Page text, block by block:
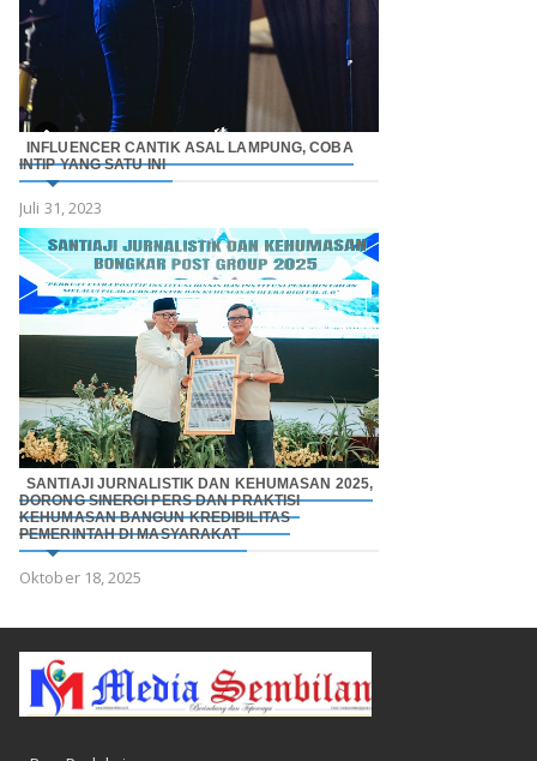
INFLUENCER CANTIK ASAL LAMPUNG, COBA
INTIP YANG SATU INI
Juli 31, 2023
SANTIAJI JURNALISTIK DAN KEHUMASAN 2025,
DORONG SINERGI PERS DAN PRAKTISI
KEHUMASAN BANGUN KREDIBILITAS
PEMERINTAH DI MASYARAKAT
Oktober 18, 2025